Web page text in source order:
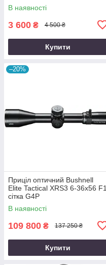
В наявності
3 600 ₴ 4 500 ₴
Купити
–20%
Приціл оптичний Bushnell
Elite Tactical XRS3 6-36x56 F1
сітка G4P
В наявності
109 800 ₴ 137 250 ₴
Купити